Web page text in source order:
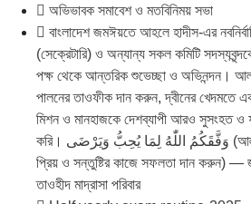
অভিভাবক সমাবেশ ও মতবিনিময় সভা
বাংলাদেশ জমঈয়তে আহলে হাদীস-এর
(সেক্রেটারি) ও অন্যান্য সকল কমিটি
পক্ষ থেকে আন্তরিক শুভেচ্ছা ও অভিনন্দন।
পালনের তাওফীক দান করুন, দ্বীনের খেদমতে
মিশন ও মানহাজকে দেশব্যাপী আরও
করি। وَفَّقَكُمُ اللّٰهُ لِمَا يُحِبُّ وَيَرْضَى (আল্লাহ তায়ালা আপনাদেরকে তাঁর
প্রিয় ও সন্তুষ্টির কাজে সফলতা দান করুন) —
তাওহীদ মাদ্রাসা পরিবার